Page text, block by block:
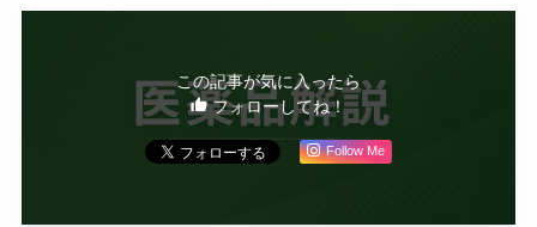
この記事が気に入ったら
フォローしてね！
Follow Me